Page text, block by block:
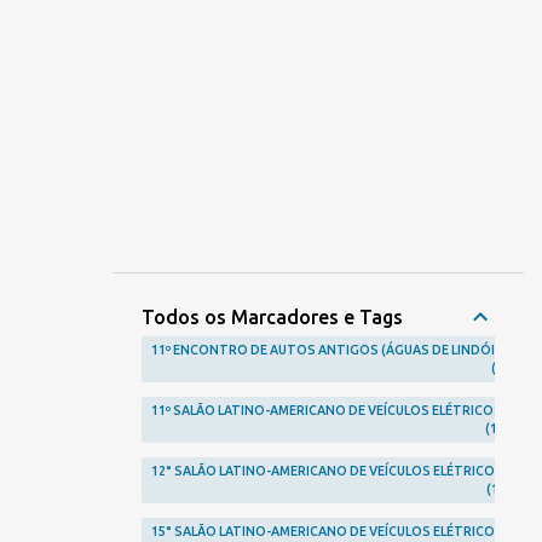
Todos os Marcadores e Tags
11º ENCONTRO DE AUTOS ANTIGOS (ÁGUAS DE LINDÓIA)
11º SALÃO LATINO-AMERICANO DE VEÍCULOS ELÉTRICOS
1
12° SALÃO LATINO-AMERICANO DE VEÍCULOS ELÉTRICOS
1
15° SALÃO LATINO-AMERICANO DE VEÍCULOS ELÉTRICOS